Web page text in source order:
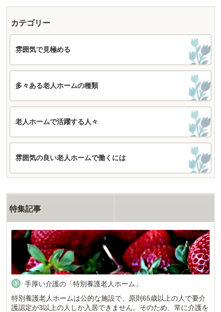
カテゴリー
雰囲気で見極める
多々ある老人ホームの種類
老人ホームで活躍する人々
雰囲気の良い老人ホームで働くには
特集記事
手厚い介護の「特別養護老人ホーム」
特別養護老人ホームは公的な施設で、原則65歳以上の人で要介
護認定が3以上の人しか入居できません。そのため、常に介護を